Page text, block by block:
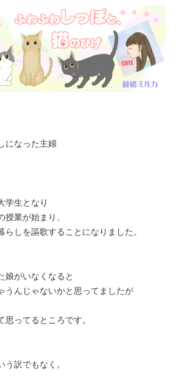
になった主婦
学生となり
授業が始まり、
しを謳歌することになりました。
娘がいなくなると
うんじゃないかと思ってましたが
ってるところです。
う訳でもなく。